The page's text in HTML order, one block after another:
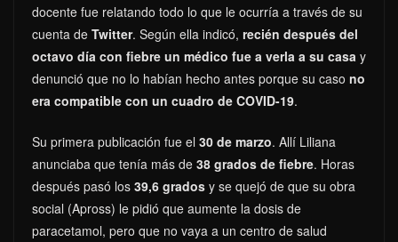
docente fue relatando todo lo que le ocurría a través de su
cuenta de Twitter. Según ella indicó, recién después del
octavo día con fiebre un médico fue a verla a su casa y
denunció que no lo habían hecho antes porque su caso no
era compatible con un cuadro de COVID-19.
Su primera publicación fue el 30 de marzo. Allí Liliana
anunciaba que tenía más de 38 grados de fiebre. Horas
después pasó los 39,6 grados y se quejó de que su obra
social (Apross) le pidió que aumente la dosis de
paracetamol, pero que no vaya a un centro de salud